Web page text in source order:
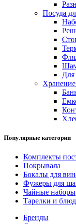
Посуда
Популярные категории
Комплекты
Покрывала
Бокалы для
Фужеры для
Чайные наборы
Тарелки и
Бренды